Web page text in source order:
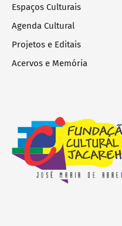
Espaços Culturais
Agenda Cultural
Projetos e Editais
Acervos e Memória